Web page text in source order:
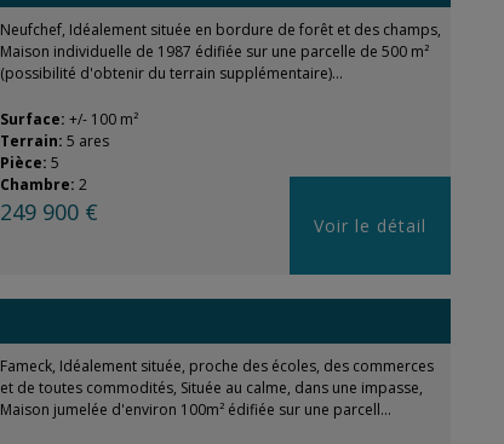
Neufchef, Idéalement située en bordure de forêt et des champs,
Maison individuelle de 1987 édifiée sur une parcelle de 500 m²
(possibilité d'obtenir du terrain supplémentaire)...
Surface: +/- 100 m²
Terrain: 5 ares
Pièce: 5
Chambre: 2
249 900 € Voir le détail
Fameck, Idéalement située, proche des écoles, des commerces
et de toutes commodités, Située au calme, dans une impasse,
Maison jumelée d'environ 100m² édifiée sur une parcell...